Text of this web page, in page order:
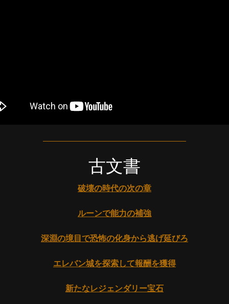
古文書
破壊の時代の次の章
ルーンで能力の補強
深淵の境目で恐怖の化身から逃げ延びろ
エレバン城を探索して報酬を獲得
新たなレジェンダリー宝石